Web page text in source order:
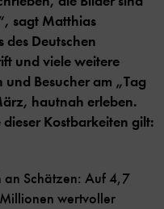
sagt Matthias
des Deutschen
und viele weitere
Besucher am „Tag
hautnah erleben.
Kostbarkeiten gilt:
an Schätzen: Auf 4,7
wertvoller